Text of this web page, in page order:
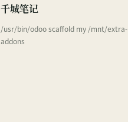
千城笔记
/usr/bin/odoo scaffold my /mnt/extra-
addons